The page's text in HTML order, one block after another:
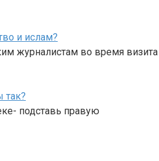
и ислам?
журналистам во время визита
так?
подставь правую